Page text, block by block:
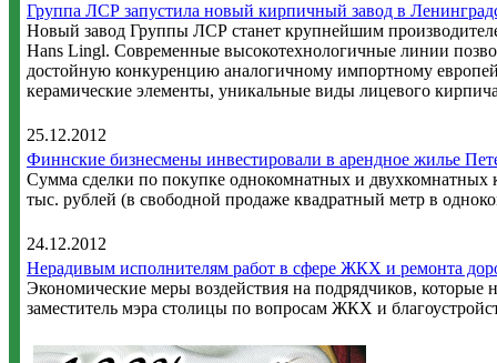
Группа ЛСР запустила новый кирпичный завод в
Новый завод Группы ЛСР станет крупнейшим
Hans Lingl. Современные высокотехнологичные линии
достойную конкуренцию аналогичному импортному
керамические элементы, уникальные виды лицевого
25.12.2012
Финнские бизнесмены инвестировали в арендное жилье
Сумма сделки по покупке однокомнатных и двухкомнатных
тыс. рублей (в свободной продаже квадратный метр в
24.12.2012
Нерадивым исполнителям работ в сфере ЖКХ и ремонта
Экономические меры воздействия на подрядчиков, которые
заместитель мэра столицы по вопросам ЖКХ и